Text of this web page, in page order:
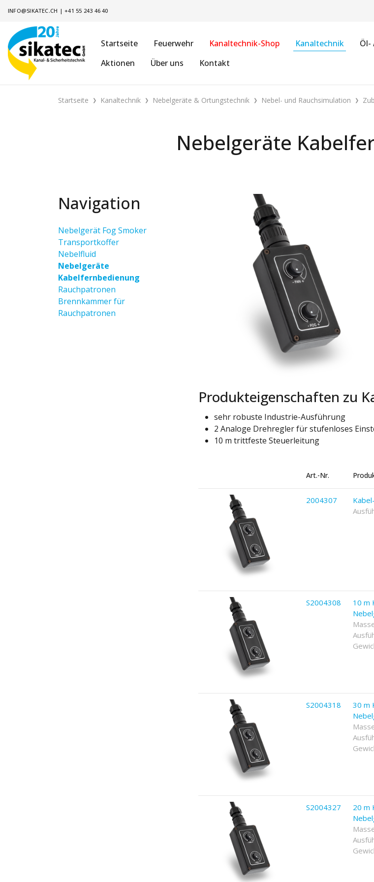
INFO@SIKATEC.CH |+41 55 243 46 40
Startseite Feuerwehr Kanaltechnik Öl-
Aktionen
Über uns Kontakt
Kanaltechnik-Shop
Startseite Kanaltechnik Nebelgeräte & Ortungstechnik Nebel- und Rauchsimulation
Nebelgeräte
Navigation
Nebelgerät Fog Smoker
Transportkoffer
Nebelfluid
Nebelgeräte
Kabelfernbedienung
Rauchpatronen
Brennkammer für
Rauchpatronen
Produkteigenschaften zu
sehr robuste Industrie-Ausführung
2 Analoge Drehregler für stufenloses
10 m trittfeste Steuerleitung
Art.-Nr.
2004307
S2004308
10 m
S2004318
30 m
S2004327
20 m